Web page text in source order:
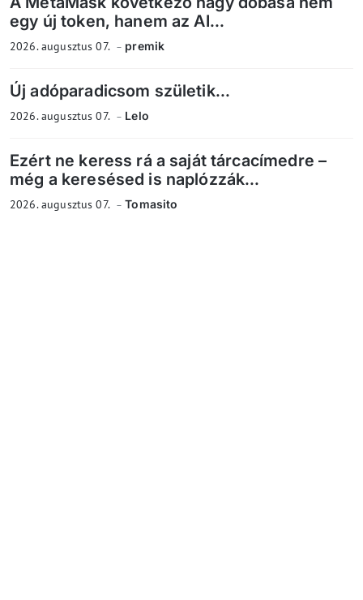
egy új token, hanem az AI...
2026. augusztus 07. premik
Új adóparadicsom születik...
2026. augusztus 07. Lelo
Ezért ne keress rá a saját tárcacímedre –
még a keresésed is naplózzák...
2026. augusztus 07. Tomasito